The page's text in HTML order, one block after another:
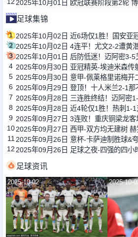
12 2025年10月01日 欧冠联赛阶段第2轮
足球集锦
1
2
3
4
5
6
7
8
9
10
11
12 2025年09月26日 足球之夜-四强的四小
足球资讯
2025-10-02 2025-10-